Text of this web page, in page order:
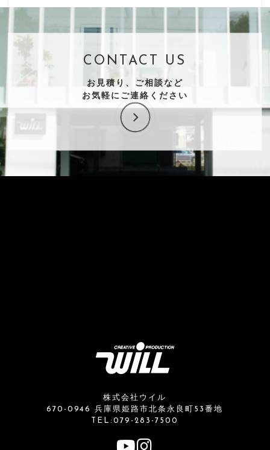
CONTACT US
お見積り、ご相談など
お気軽にご連絡ください
株式会社ウイル
670-0946 兵庫県姫路市北条永良町53番地
TEL:079-283-7500